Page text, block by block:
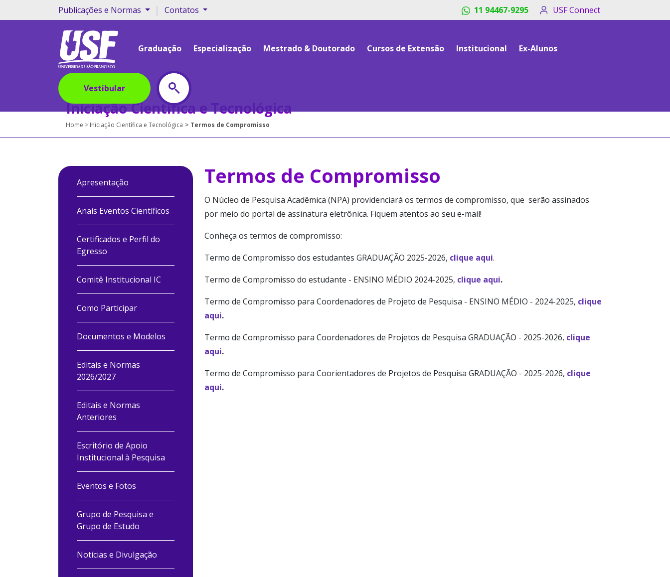
Publicações e Normas | Contatos 11 94467-9295 USF Connect
Graduação Especialização Mestrado & Doutorado Cursos de Extensão Institucional Ex-Alunos
Vestibular
Iniciação Científica e Tecnológica
Home Iniciação Científica e Tecnológica Termos de Compromisso
Apresentação
Anais Eventos Científicos
Certificados e Perfil do
Egresso
Comitê Institucional IC
Como Participar
Documentos e Modelos
Editais e Normas
2026/2027
Editais e Normas
Anteriores
Escritório de Apoio
Institucional à Pesquisa
Eventos e Fotos
Grupo de Pesquisa e
Grupo de Estudo
Notícias e Divulgação
Termos de Compromisso
O Núcleo de Pesquisa Acadêmica (NPA) providenciará os termos de compromisso, que serão assinados
por meio do portal de assinatura eletrônica. Fiquem atentos ao seu e-mail!
Conheça os termos de compromisso:
Termo de Compromisso dos estudantes GRADUAÇÃO 2025-2026, clique aqui.
Termo de Compromisso do estudante - ENSINO MÉDIO 2024-2025, clique aqui.
Termo de Compromisso para Coordenadores de Projeto de Pesquisa - ENSINO MÉDIO - 2024-2025, clique
aqui.
Termo de Compromisso para Coordenadores de Projetos de Pesquisa GRADUAÇÃO - 2025-2026, clique
aqui.
Termo de Compromisso para Coorientadores de Projetos de Pesquisa GRADUAÇÃO - 2025-2026, clique
aqui.